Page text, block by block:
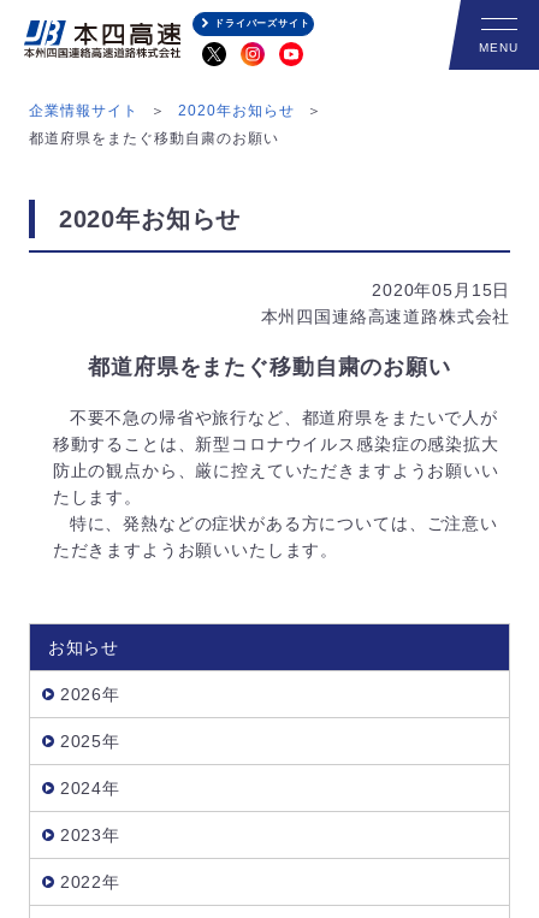
ドライバーズサイト
企業情報サイト
2020年お知らせ
都道府県をまたぐ移動自粛のお願い
2020年お知らせ
2020年05月15日
本州四国連絡高速道路株式会社
都道府県をまたぐ移動自粛のお願い
不要不急の帰省や旅行など、都道府県をまたいで人が
移動することは、新型コロナウイルス感染症の感染拡大
防止の観点から、厳に控えていただきますようお願いい
たします。
特に、発熱などの症状がある方については、ご注意い
ただきますようお願いいたします。
お知らせ
2026年
2025年
2024年
2023年
2022年